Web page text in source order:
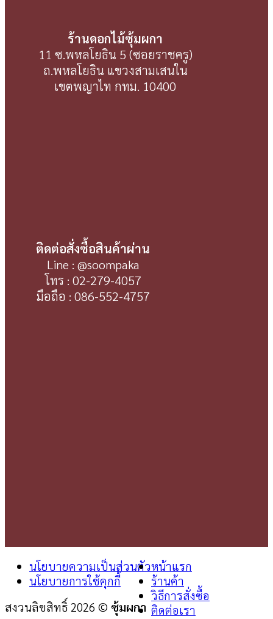
ร้านดอกไม้ซุ้มผกา
11 ซ.พหลโยธิน 5 (ซอยราชครู)
ถ.พหลโยธิน แขวงสามเสนใน
เขตพญาไท กทม. 10400
ติดต่อสั่งซื้อสินค้าผ่าน
Line : @soompaka
โทร : 02-279-4057
มือถือ : 086-552-4757
นโยบายความเป็นส่วนตัว
นโยบายการใช้คุกกี้
สงวนลิขสิทธิ์ 2026 © ซุ้มผกา
หน้าแรก
ร้านค้า
วิธีการสั่งซื้อ
ติดต่อเรา